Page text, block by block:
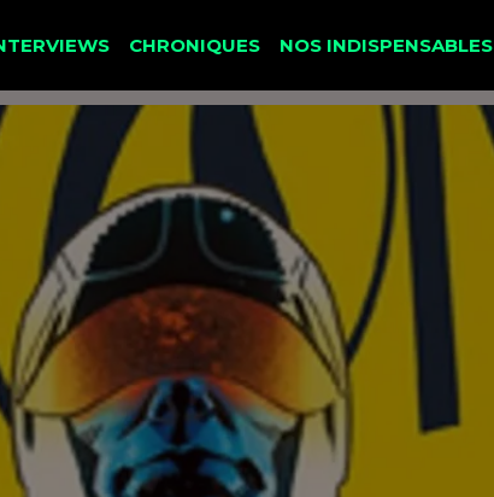
CHRONIQUES NOS INDISPENSABLES